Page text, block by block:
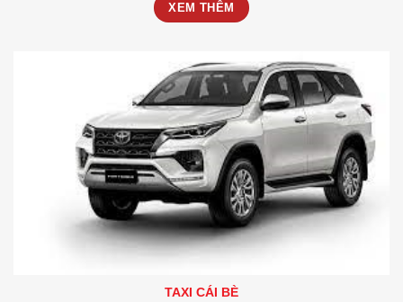
XEM THÊM
TAXI CÁI BÈ